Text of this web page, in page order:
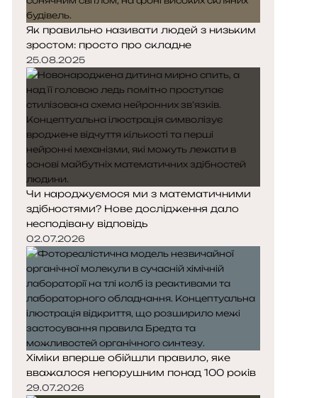
Як правильно називати людей з низьким
зростом: просто про складне
25.08.2025
Чи народжуємося ми з математичними
здібностями? Нове дослідження дало
несподівану відповідь
02.07.2026
Хіміки вперше обійшли правило, яке
вважалося непорушним понад 100 років
29.07.2026